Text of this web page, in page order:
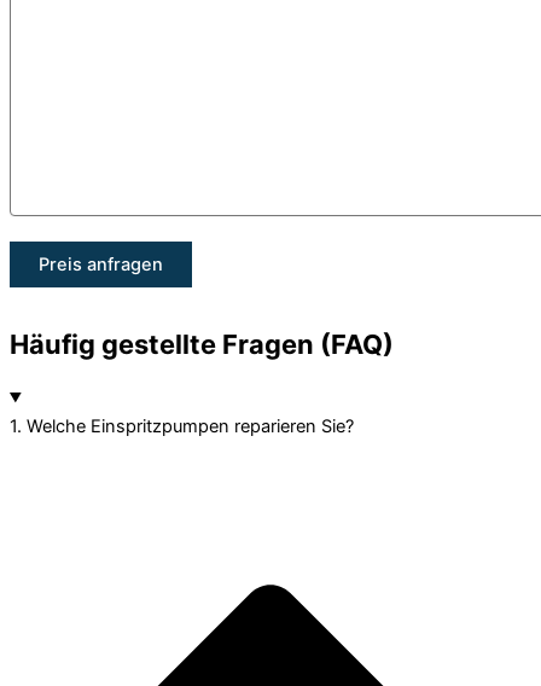
Häufig gestellte Fragen (FAQ)
1. Welche Einspritzpumpen reparieren Sie?